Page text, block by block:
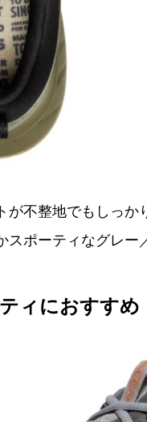
が不整地でもしっ
ポーティなグレー
ィにおすすめ